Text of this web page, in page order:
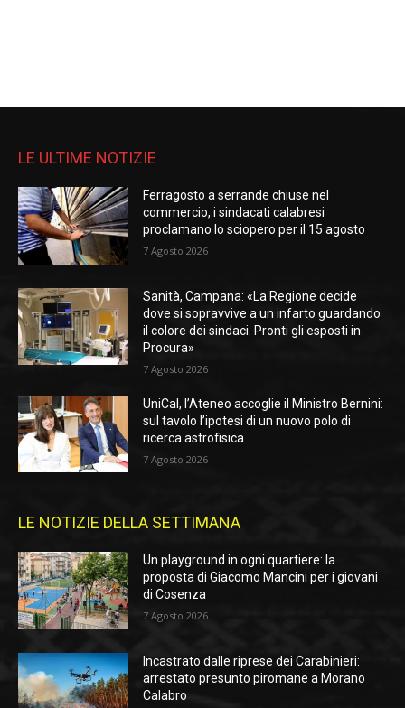
LE ULTIME NOTIZIE
Ferragosto a serrande chiuse nel
commercio, i sindacati calabresi
proclamano lo sciopero per il 15 agosto
7 Agosto 2026
Sanità, Campana: «La Regione decide
dove si sopravvive a un infarto guardando
il colore dei sindaci. Pronti gli esposti in
Procura»
7 Agosto 2026
UniCal, l’Ateneo accoglie il Ministro Bernini:
sul tavolo l’ipotesi di un nuovo polo di
ricerca astrofisica
7 Agosto 2026
LE NOTIZIE DELLA SETTIMANA
Un playground in ogni quartiere: la
proposta di Giacomo Mancini per i giovani
di Cosenza
7 Agosto 2026
Incastrato dalle riprese dei Carabinieri:
arrestato presunto piromane a Morano
Calabro